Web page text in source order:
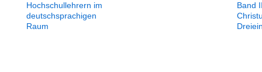
Hochschullehrern im
deutschsprachigen
Raum
Band